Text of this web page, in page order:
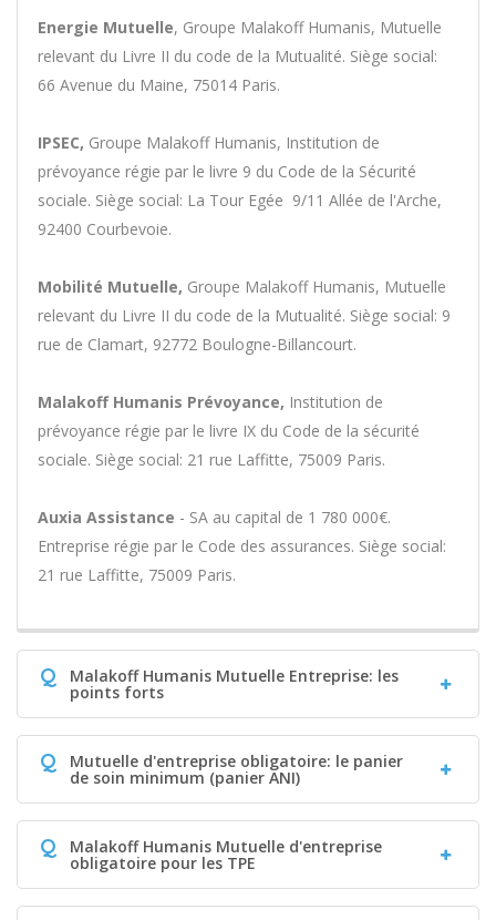
Energie Mutuelle, Groupe Malakoff Humanis, Mutuelle
relevant du Livre II du code de la Mutualité. Siège social:
66 Avenue du Maine, 75014 Paris.
IPSEC, Groupe Malakoff Humanis, Institution de
prévoyance régie par le livre 9 du Code de la Sécurité
sociale. Siège social: La Tour Egée  9/11 Allée de l'Arche,
92400 Courbevoie.
Mobilité Mutuelle, Groupe Malakoff Humanis, Mutuelle
relevant du Livre II du code de la Mutualité. Siège social: 9
rue de Clamart, 92772 Boulogne-Billancourt.
Malakoff Humanis Prévoyance, Institution de
prévoyance régie par le livre IX du Code de la sécurité
sociale. Siège social: 21 rue Laffitte, 75009 Paris.
Auxia Assistance - SA au capital de 1 780 000€.
Entreprise régie par le Code des assurances. Siège social:
21 rue Laffitte, 75009 Paris.
Q Malakoff Humanis Mutuelle Entreprise: les
points forts
Q Mutuelle d'entreprise obligatoire: le panier
de soin minimum (panier ANI)
Q Malakoff Humanis Mutuelle d'entreprise
obligatoire pour les TPE